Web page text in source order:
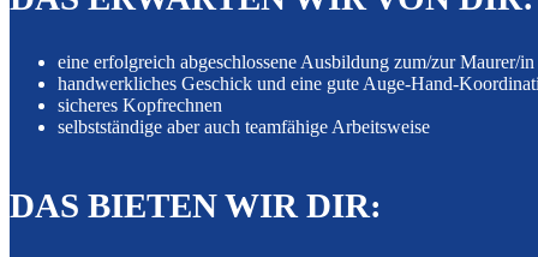
eine erfolgreich abgeschlossene Ausbildung zum/zur Maurer/in
handwerkliches Geschick und eine gute Auge­-Hand­-
sicheres Kopfrechnen
selbstständige aber auch teamfähige Arbeitsweise
DAS BIETEN WIR DIR: